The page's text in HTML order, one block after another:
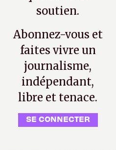
soutien.
Abonnez-vous et
faites vivre un
journalisme,
indépendant,
libre et tenace.
SE CONNECTER